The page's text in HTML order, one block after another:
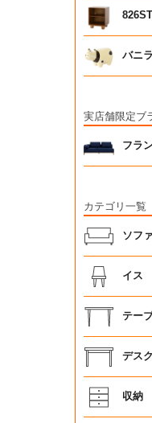
バニ
実店舗限定ブ
フラ
カテゴリ一覧
ソファ
イス
テー
デスク
収納